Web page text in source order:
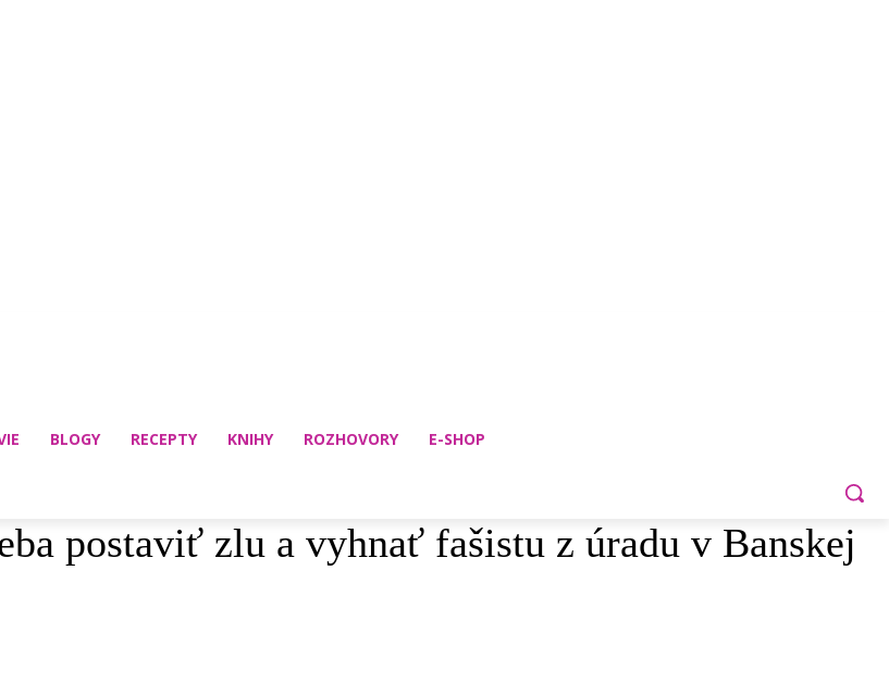
BLOGY RECEPTY KNIHY ROZHOVORY E-SHOP
postaviť zlu a vyhnať fašistu z úradu v Banskej